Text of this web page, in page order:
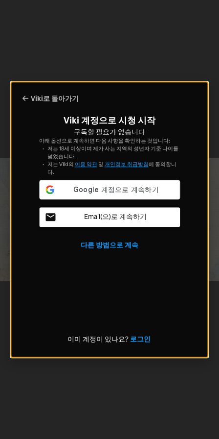
Viki로 돌아가기
Viki 계정으로 시청 시작
구독할 필요가 없습니다
아래 옵션으로 계속하면 다음 사항을 확인하는 것입니다:
저는 18세 이상이며 제가 사는 지역의 성년자 기준 나이를
넘었습니다.
저는 Viki의 이용 약관및 개인정보 취급방침에 동의합니
다.
Email(으)로 계속하기
다른 방법으로 계속
이미 계정이 있나요? 로그인